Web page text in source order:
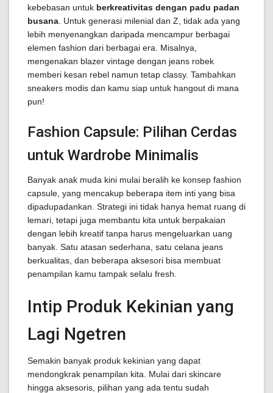
kebebasan untuk berkreativitas dengan padu padan
busana . Untuk generasi milenial dan Z, tidak ada yang
lebih menyenangkan daripada mencampur berbagai
elemen fashion dari berbagai era. Misalnya,
mengenakan blazer vintage dengan jeans robek
memberi kesan rebel namun tetap classy. Tambahkan
sneakers modis dan kamu siap untuk hangout di mana
pun!
Fashion Capsule: Pilihan Cerdas
untuk Wardrobe Minimalis
Banyak anak muda kini mulai beralih ke konsep fashion
capsule, yang mencakup beberapa item inti yang bisa
dipadupadankan. Strategi ini tidak hanya hemat ruang di
lemari, tetapi juga membantu kita untuk berpakaian
dengan lebih kreatif tanpa harus mengeluarkan uang
banyak. Satu atasan sederhana, satu celana jeans
berkualitas, dan beberapa aksesori bisa membuat
penampilan kamu tampak selalu fresh.
Intip Produk Kekinian yang
Lagi Ngetren
Semakin banyak produk kekinian yang dapat
mendongkrak penampilan kita. Mulai dari skincare
hingga aksesoris, pilihan yang ada tentu sudah